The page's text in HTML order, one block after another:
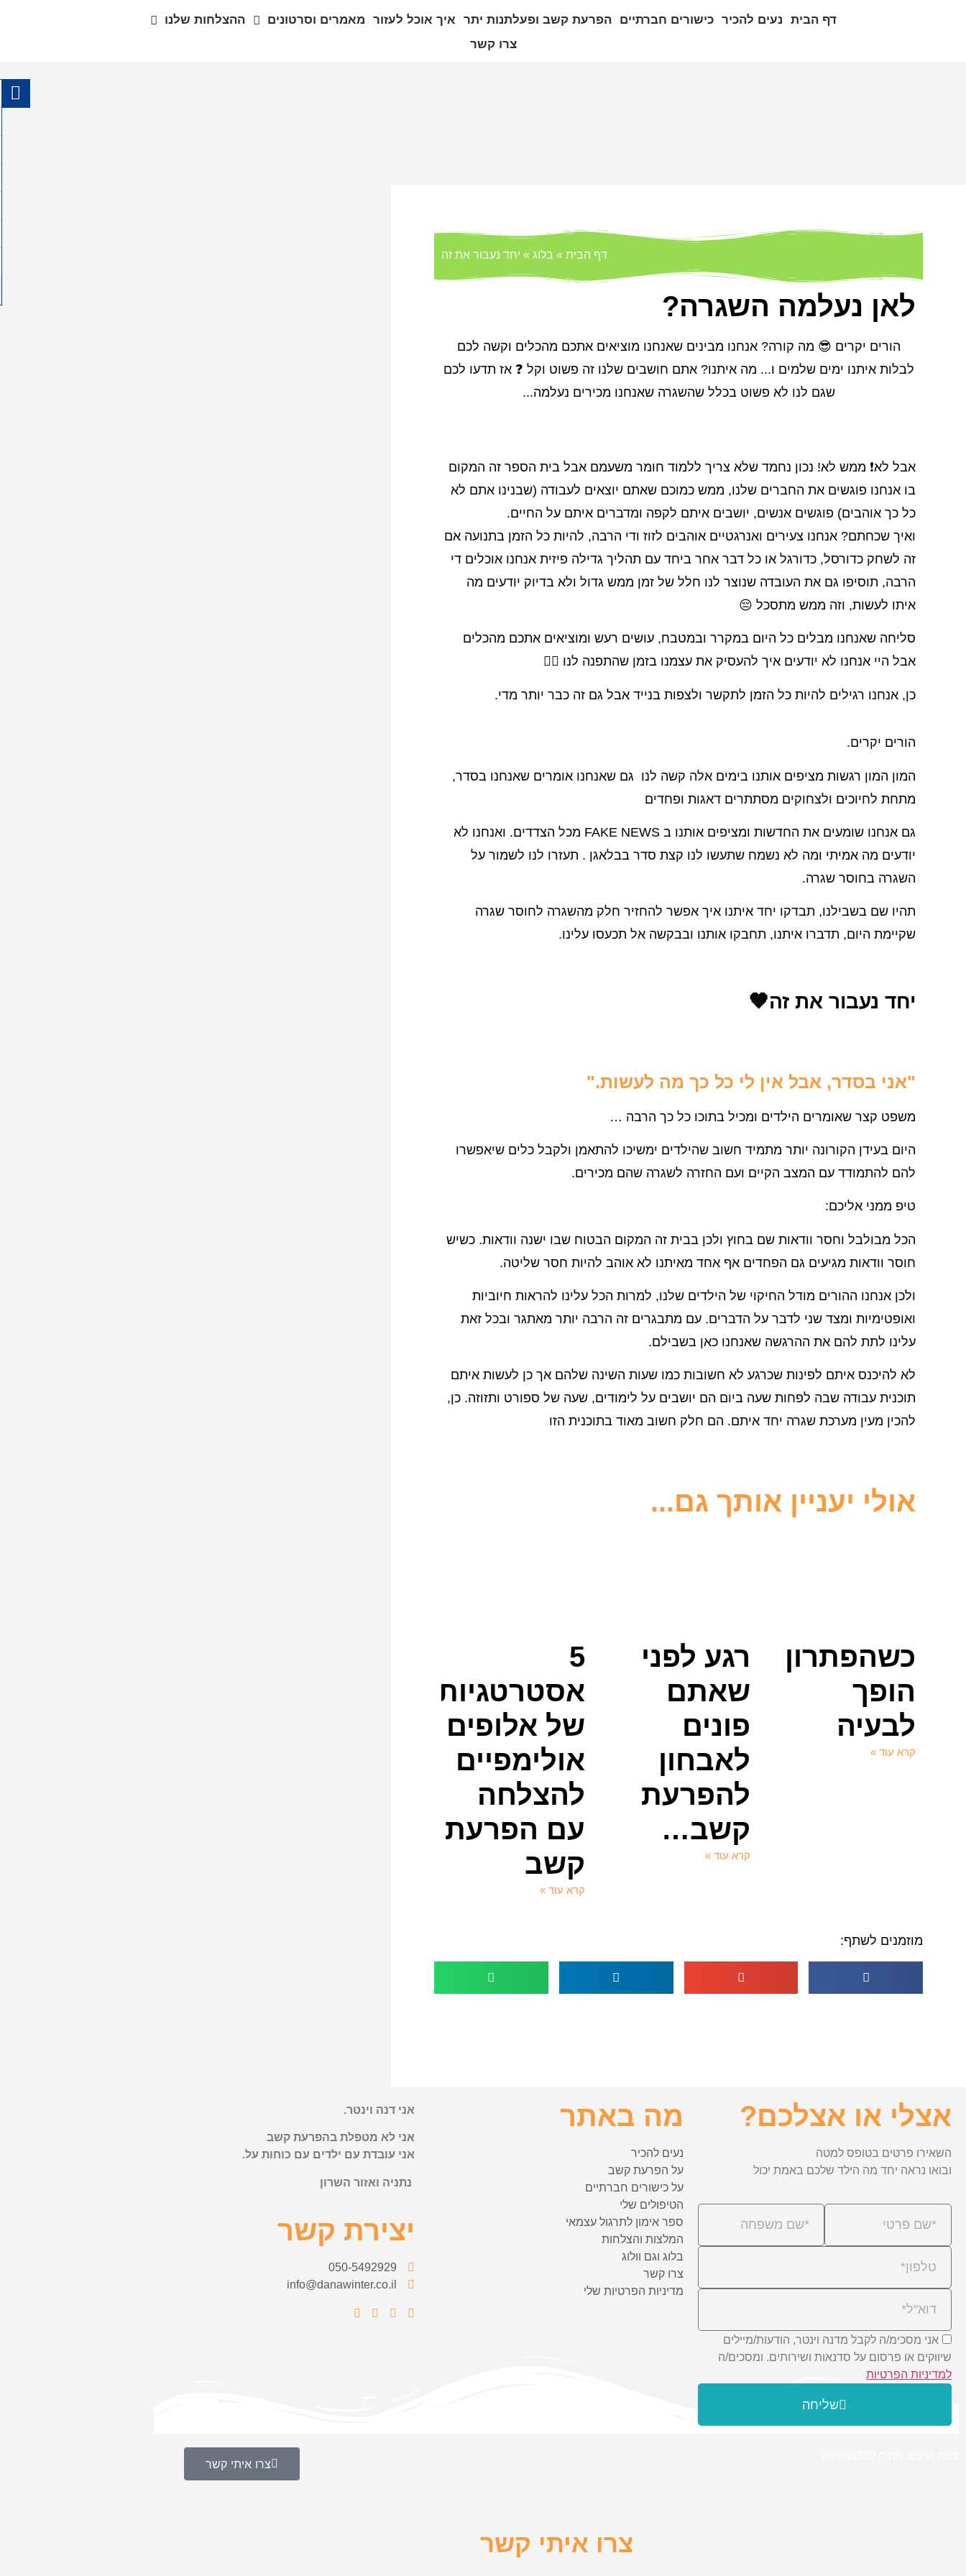
דף הבית נעים להכיר כישורים חברתיים הפרעת קשב ופעלתנות יתר איך אוכל לעזור מאמרים וסרטונים
ההצלחות שלנו
צרו קשר
דף הבית » בלוג » יחד נעבור את זה
לאן נעלמה השגרה?
הורים יקרים 😎 מה קורה? אנחנו מבינים שאנחנו מוציאים אתכם מהכלים וקשה לכם
לבלות איתנו ימים שלמים ו... מה איתנו? אתם חושבים שלנו זה פשוט וקל ❓ אז תדעו לכם
שגם לנו לא פשוט בכלל שהשגרה שאנחנו מכירים נעלמה...
אבל לא❗️ ממש לא! נכון נחמד שלא צריך ללמוד חומר משעמם אבל בית הספר זה המקום
בו אנחנו פוגשים את החברים שלנו, ממש כמוכם שאתם יוצאים לעבודה (שבנינו אתם לא
כל כך אוהבים) פוגשים אנשים, יושבים איתם לקפה ומדברים איתם על החיים.
ואיך שכחתם? אנחנו צעירים ואנרגטיים אוהבים לזוז ודי הרבה, להיות כל הזמן בתנועה אם
זה לשחק כדורסל, כדורגל או כל דבר אחר ביחד עם תהליך גדילה פיזית אנחנו אוכלים די
הרבה, תוסיפו גם את העובדה שנוצר לנו חלל של זמן ממש גדול ולא בדיוק יודעים מה
איתו לעשות, וזה ממש מתסכל 😔
סליחה שאנחנו מבלים כל היום במקרר ובמטבח, עושים רעש ומוציאים אתכם מהכלים
אבל היי אנחנו לא יודעים איך להעסיק את עצמנו בזמן שהתפנה לנו 🤷‍♀️
כן, אנחנו רגילים להיות כל הזמן לתקשר ולצפות בנייד אבל גם זה כבר יותר מדי.
הורים יקרים.
המון המון רגשות מציפים אותנו בימים אלה קשה לנו גם שאנחנו אומרים שאנחנו בסדר,
מתחת לחיוכים ולצחוקים מסתתרים דאגות ופחדים
גם אנחנו שומעים את החדשות ומציפים אותנו ב FAKE NEWS מכל הצדדים. ואנחנו לא
יודעים מה אמיתי ומה לא נשמח שתעשו לנו קצת סדר בבלאגן . תעזרו לנו לשמור על
השגרה בחוסר שגרה.
תהיו שם בשבילנו, תבדקו יחד איתנו איך אפשר להחזיר חלק מהשגרה לחוסר שגרה
שקיימת היום, תדברו איתנו, תחבקו אותנו ובבקשה אל תכעסו עלינו.
יחד נעבור את זה🧡
"אני בסדר, אבל אין לי כל כך מה לעשות."
משפט קצר שאומרים הילדים ומכיל בתוכו כל כך הרבה …
היום בעידן הקורונה יותר מתמיד חשוב שהילדים ימשיכו להתאמן ולקבל כלים שיאפשרו
להם להתמודד עם המצב הקיים ועם החזרה לשגרה שהם מכירים.
טיפ ממני אליכם:
הכל מבולבל וחסר וודאות שם בחוץ ולכן בבית זה המקום הבטוח שבו ישנה וודאות. כשיש
חוסר וודאות מגיעים גם הפחדים אף אחד מאיתנו לא אוהב להיות חסר שליטה.
ולכן אנחנו ההורים מודל החיקוי של הילדים שלנו, למרות הכל עלינו להראות חיוביות
ואופטימיות ומצד שני לדבר על הדברים. עם מתבגרים זה הרבה יותר מאתגר ובכל זאת
עלינו לתת להם את ההרגשה שאנחנו כאן בשבילם.
לא להיכנס איתם לפינות שכרגע לא חשובות כמו שעות השינה שלהם אך כן לעשות איתם
תוכנית עבודה שבה לפחות שעה ביום הם יושבים על לימודים, שעה של ספורט ותזוזה. כן,
להכין מעין מערכת שגרה יחד איתם. הם חלק חשוב מאוד בתוכנית הזו
אולי יעניין אותך גם...
כשהפתרון
הופך
לבעיה
קרא עוד »
רגע לפני
שאתם
פונים
לאבחון
להפרעת
קשב…
קרא עוד »
5
אסטרטגיות
של אלופים
אולימפיים
להצלחה
עם הפרעת
קשב
קרא עוד »
מוזמנים לשתף:
אצלי או אצלכם?
השאירו פרטים בטופס למטה
ובואו נראה יחד מה הילד שלכם באמת יכול
אני מסכימ/ה לקבל מדנה וינטר, הודעות/מיילים
שיווקים או פרסום על סדנאות ושירותים. ומסכים/ה
למדיניות הפרטיות
שליחה
מה באתר
נעים להכיר
על הפרעת קשב
על כישורים חברתיים
הטיפולים שלי
ספר אימון לתרגול עצמאי
המלצות והצלחות
בלוג וגם וולוג
צרו קשר
מדיניות הפרטיות שלי
אני דנה וינטר.
אני לא מטפלת בהפרעת קשב
אני עובדת עם ילדים עם כוחות על.
נתניה ואזור השרון
יצירת קשר
050-5492929
info@danawinter.co.il
צרו איתי קשר
צרו איתי קשר